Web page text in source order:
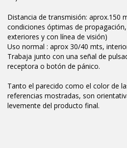
Distancia de transmisión: aprox.150
condiciones óptimas de
exteriores y con línea de visión)
Uso normal : aprox 30/40 mts,
Trabaja junto con una señal de
receptora o botón de pánico.
Tanto el parecido como el color de
referencias mostradas, son
levemente del producto final.